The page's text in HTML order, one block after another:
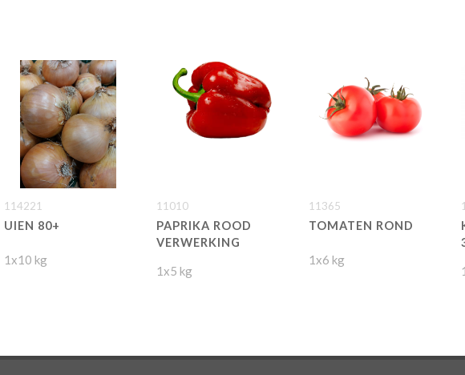
114221
UIEN 80+
1x10 kg
11010
PAPRIKA ROOD
VERWERKING
1x5 kg
11365
TOMATEN ROND
1x6 kg